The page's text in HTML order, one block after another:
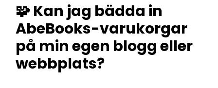
🧩 Kan jag bädda in
AbeBooks-varukorgar
på min egen blogg eller
webbplats?